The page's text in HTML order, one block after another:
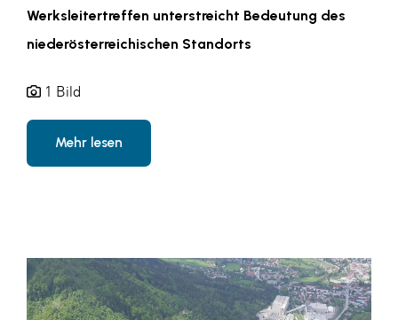
Werksleitertreffen unterstreicht Bedeutung des
niederösterreichischen Standorts
1 Bild
Mehr lesen